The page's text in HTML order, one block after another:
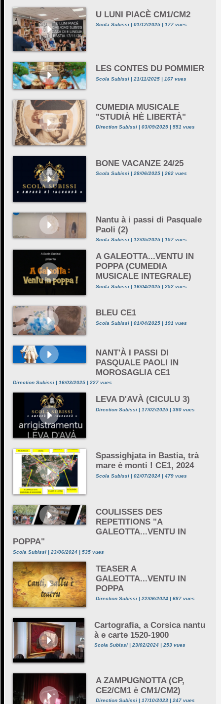
U LUNI PIACÈ CM1/CM2
Scola Subissi | 01/12/2025 | 177 vues
LES CONTES DU POMMIER
Scola Subissi | 21/11/2025 | 167 vues
CUMEDIA MUSICALE
"STUDIÀ HÈ LIBERTÀ"
Direction Subissi | 03/09/2025 | 551 vues
BONE VACANZE 24/25
Scola Subissi | 28/06/2025 | 262 vues
Nantu à i passi di Pasquale
Paoli (2)
Scola Subissi | 12/05/2025 | 157 vues
A GALEOTTA...VENTU IN
POPPA (CUMEDIA
MUSICALE INTEGRALE)
Scola Subissi | 16/04/2025 | 252 vues
BLEU CE1
Scola Subissi | 01/04/2025 | 191 vues
NANT'À I PASSI DI
PASQUALE PAOLI IN
MOROSAGLIA CE1
Direction Subissi | 16/03/2025 | 227 vues
LEVA D'AVÀ (CICULU 3)
Direction Subissi | 17/02/2025 | 380 vues
Spassighjata in Bastia, trà
mare è monti ! CE1, 2024
Scola Subissi | 02/07/2024 | 479 vues
COULISSES DES
REPETITIONS "A
GALEOTTA...VENTU IN
POPPA"
Scola Subissi | 23/06/2024 | 535 vues
TEASER A
GALEOTTA...VENTU IN
POPPA
Direction Subissi | 22/06/2024 | 687 vues
Cartografia, a Corsica nantu
à e carte 1520-1900
Scola Subissi | 23/02/2024 | 253 vues
A ZAMPUGNOTTA (CP,
CE2/CM1 è CM1/CM2)
Direction Subissi | 17/10/2023 | 247 vues